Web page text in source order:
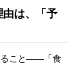
は、「予
ること――「食